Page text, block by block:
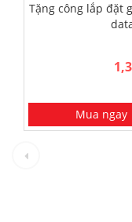
Tặng công lắp đặt
Mua ngay